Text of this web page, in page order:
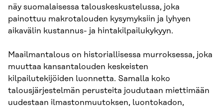
näy suomalaisessa talouskeskustelussa, joka
painottuu makrotalouden kysymyksiin ja lyhyen
aikavälin kustannus- ja hintakilpailukykyyn.
Maailmantalous on historiallisessa murroksessa, joka
muuttaa kansantalouden keskeisten
kilpailutekijöiden luonnetta. Samalla koko
talousjärjestelmän perusteita joudutaan miettimään
uudestaan ilmastonmuutoksen, luontokadon,